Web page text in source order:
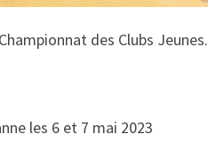
des Clubs Jeunes.
les 6 et 7 mai 2023